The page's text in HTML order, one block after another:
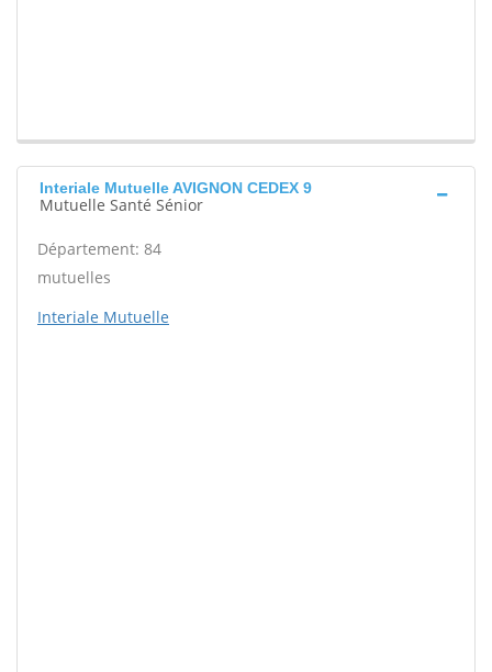
Interiale Mutuelle AVIGNON CEDEX 9
Mutuelle Santé Sénior
Département: 84
mutuelles
Interiale Mutuelle